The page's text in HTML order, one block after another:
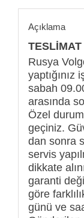
Açıklama
Rusya
yaptığınız
sabah
arasında
Özel
geçiniz.
dan sonra
servis
dikkate
garanti
göre
günü ve